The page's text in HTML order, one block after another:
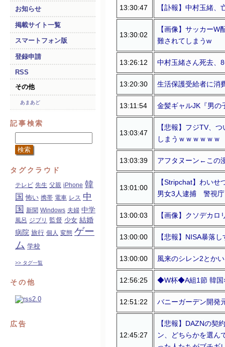
お知らせ
掲載サイト一覧
スマートフォン版
登録申請
RSS
その他
あまあど
記事検索
タグクラウド
テレビ 先生 父親 iPhone 韓
国 怖い 携帯 電車 レス 中
国 新聞 Windows 夫婦 中学
風呂 ジブリ 監督 少女 結婚
病院 旅行 個人 変態 ゲー
ム 学校
>> タグ一覧
その他
広告
13:30:47 【訃報】中村玉緒、
13:30:02
【画像】サッカー
難されてしまうw
13:26:12 中村玉緒さん死去、
13:20:30 生活保護受給者に消
13:11:54 金髪ギャルJK『男の
13:03:47
【悲報】フジTV、
しまうｗｗｗｗｗｗ
13:03:39 アフタヌーン←この
13:01:00
【Stripchat】わい
男女3人逮捕 警視庁
13:00:03 【画像】クソデカ
13:00:00 【悲報】NISA暴落
13:00:00 風来のシレン2とか
12:56:25 ◆W杯◆A組1節 韓国
12:51:22 バニーガーデン開発
12:45:27
【悲報】DAZNの契
ン、どちらかを選ん